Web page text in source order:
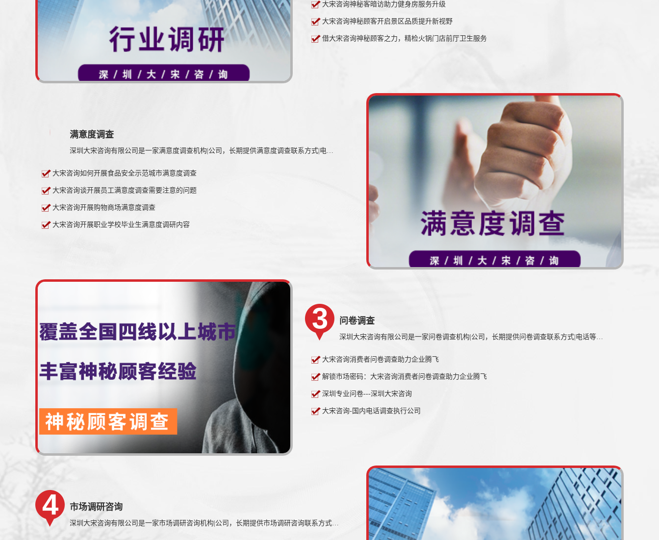
大宋咨询神秘客暗访助力健身房服务升级
大宋咨询神秘顾客开启景区品质提升新视野
借大宋咨询神秘顾客之力，精检火锅门店前厅卫生服务
满意度调查
深圳大宋咨询有限公司是一家满意度调查机构|公司，长期提供满意度调查联系方式|电话等服务,业务范围覆盖：广州/韶关/深圳/东莞/中山/珠海/汕头/佛山/江门/湛江等全国区域，欢迎来电咨询满意度调查费用|资料多少钱等信息。
大宋咨询如何开展食品安全示范城市满意度调查
大宋咨询谈开展员工满意度调查需要注意的问题
大宋咨询开展购物商场满意度调查
大宋咨询开展职业学校毕业生满意度调研内容
问卷调查
深圳大宋咨询有限公司是一家问卷调查机构|公司，长期提供问卷调查联系方式|电话等服务,业务范围覆盖：广州/韶关/深圳/东莞/中山/珠海/汕头/佛山/江门/湛江等全国区域，欢迎来电咨询问卷调查费用|资料多少钱等信息。
大宋咨询消费者问卷调查助力企业腾飞
解锁市场密码：大宋咨询消费者问卷调查助力企业腾飞​
深圳专业问卷---深圳大宋咨询
大宋咨询-国内电话调查执行公司
市场调研咨询
深圳大宋咨询有限公司是一家市场调研咨询机构|公司，长期提供市场调研咨询联系方式|电话等服务,业务范围覆盖：广州/韶关/深圳/东莞/中山/珠海/汕头/佛山/江门/湛江等全国区域，欢迎来电咨询市场调研咨询费用|资料多少钱等信息。